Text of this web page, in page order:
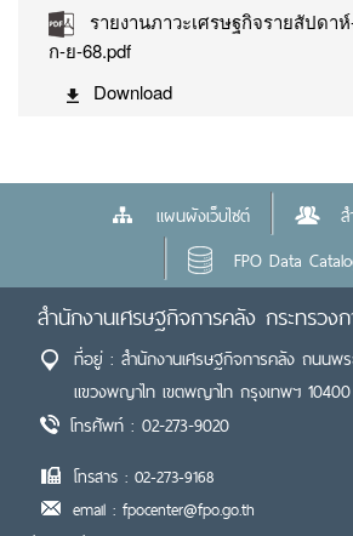
รายงานภาวะเศรษฐกิจรายสัปดา
ก-ย-68.pdf
Download
แผนผังเว็บไซต์
FPO Data
สำนักงานเศรษฐกิจการคลัง กระทรวง
ที่อยู่ : สำนักงานเศรษฐกิจการคลัง ถนนพ
แขวงพญาไท เขตพญาไท กรุงเทพฯ 10400
โทรศัพท์ : 02-273-9020
โทรสาร : 02-273-9168
email : fpocenter@fpo.go.th